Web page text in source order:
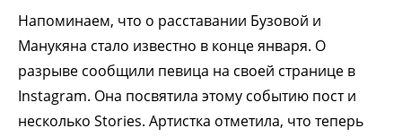
Напоминаем, что о расставании Бузовой и
Манукяна стало известно в конце января. О
разрыве сообщили певица на своей странице в
Instagram. Она посвятила этому событию пост и
несколько Stories. Артистка отметила, что теперь